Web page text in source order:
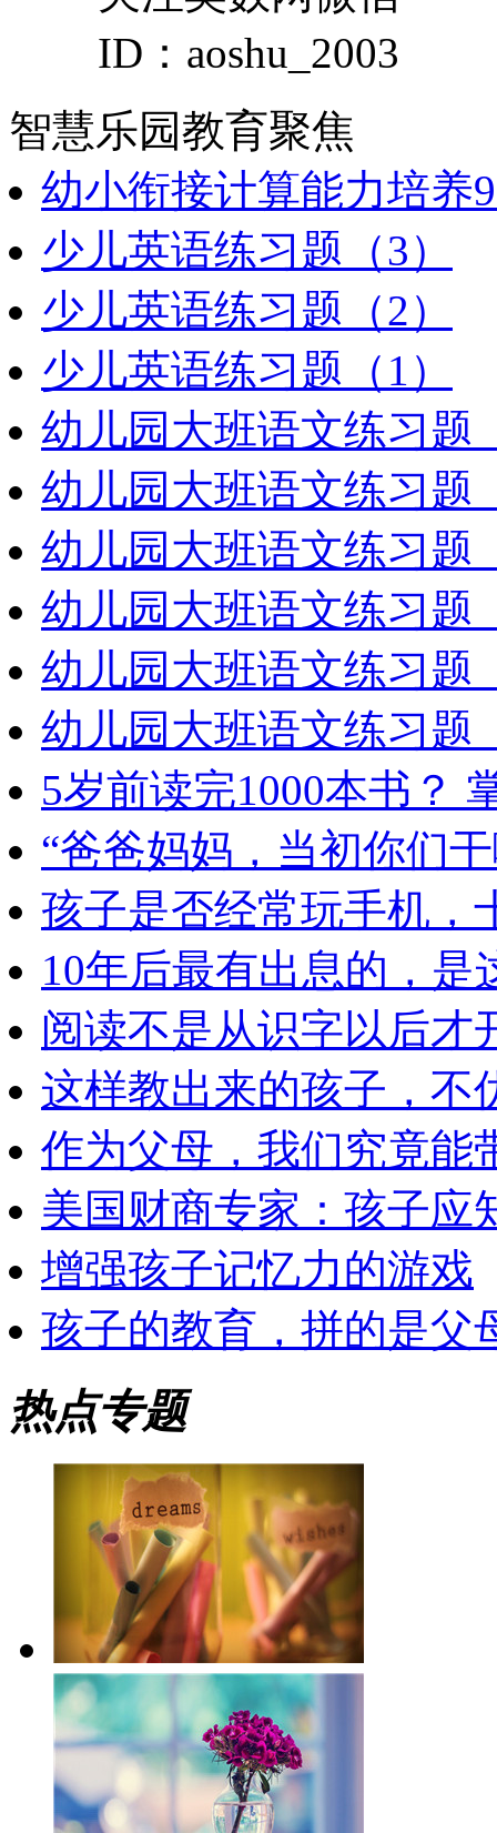
ID：aoshu_2003
智慧乐园教育聚焦
幼小衔接计算能力培养
少儿英语练习题（3）
少儿英语练习题（2）
少儿英语练习题（1）
幼儿园大班语文练习题
幼儿园大班语文练习题
幼儿园大班语文练习题
幼儿园大班语文练习题
幼儿园大班语文练习题
幼儿园大班语文练习题
5岁前读完1000本书？
“爸爸妈妈，当初你们
孩子是否经常玩手机，
10年后最有出息的，是
阅读不是从识字以后才
这样教出来的孩子，不
作为父母，我们究竟能
美国财商专家：孩子应
增强孩子记忆力的游戏
孩子的教育，拼的是父
热点专题